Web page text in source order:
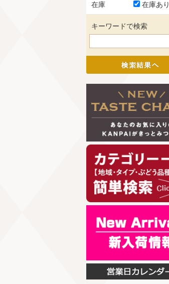
在庫 在庫あり
キーワードで検索